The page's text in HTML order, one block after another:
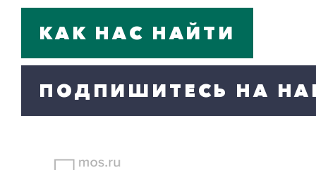
КАК НАС НАЙТИ
ПОДПИШИТЕСЬ НА